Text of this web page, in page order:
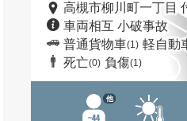
高槻市柳川町一丁目
車両相互 小破事故
普通貨物車(1) 軽自動
死亡(0) 負傷(1)
他